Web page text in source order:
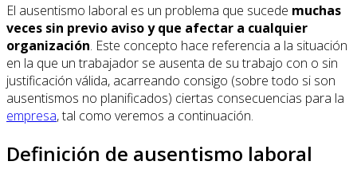
El ausentismo laboral es un problema que sucede muchas
veces sin previo aviso y que afectar a cualquier
organización. Este concepto hace referencia a la situación
en la que un trabajador se ausenta de su trabajo con o sin
justificación válida, acarreando consigo (sobre todo si son
ausentismos no planificados) ciertas consecuencias para la
empresa, tal como veremos a continuación.
Definición de ausentismo laboral